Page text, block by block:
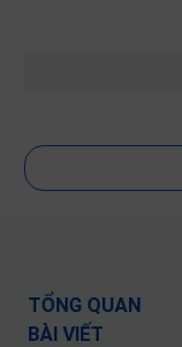
TỔNG QUAN
BÀI VIẾT